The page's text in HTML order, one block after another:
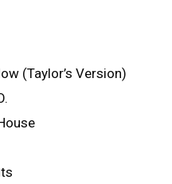
(Taylor’s Version)